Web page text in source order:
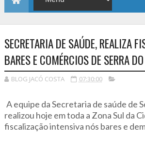
SECRETARIA DE SAÚDE, REALIZA
BARES E COMÉRCIOS DE SERRA
BLOG JACÓ COSTA 07:30:00
A equipe da Secretaria de saúde de
realizou hoje em toda a Zona Sul da
fiscalização intensiva nós bares e